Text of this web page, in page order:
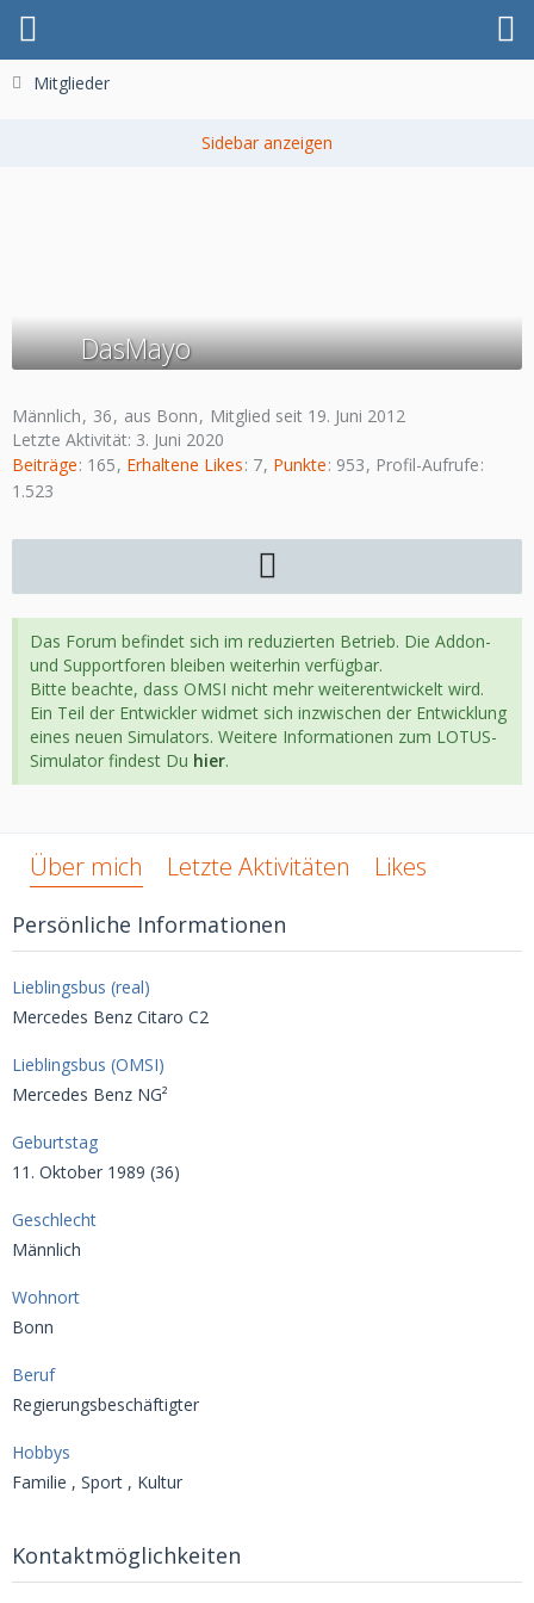
Mitglieder
DasMayo
Männlich 36 aus Bonn
Mitglied seit 19. Juni 2012
Letzte Aktivität: 3. Juni 2020
Beiträge 165 Erhaltene Likes 7 Punkte 953
Profil-Aufrufe
1.523
Das Forum befindet sich im reduzierten Betrieb. Die Addon-
und Supportforen bleiben weiterhin verfügbar.
Bitte beachte, dass OMSI nicht mehr weiterentwickelt wird.
Ein Teil der Entwickler widmet sich inzwischen der Entwicklung
eines neuen Simulators. Weitere Informationen zum LOTUS-
Simulator findest Du hier.
Über mich Letzte Aktivitäten Likes
Persönliche Informationen
Lieblingsbus (real)
Mercedes Benz Citaro C2
Lieblingsbus (OMSI)
Mercedes Benz NG²
Geburtstag
11. Oktober 1989 (36)
Geschlecht
Männlich
Wohnort
Bonn
Beruf
Regierungsbeschäftigter
Hobbys
Familie , Sport , Kultur
Kontaktmöglichkeiten